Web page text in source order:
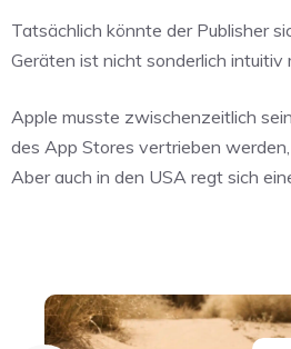
Tatsächlich könnte der Publisher
Geräten ist nicht sonderlich intuitiv
Apple musste zwischenzeitlich
des App Stores vertrieben
Aber auch in den USA regt sich